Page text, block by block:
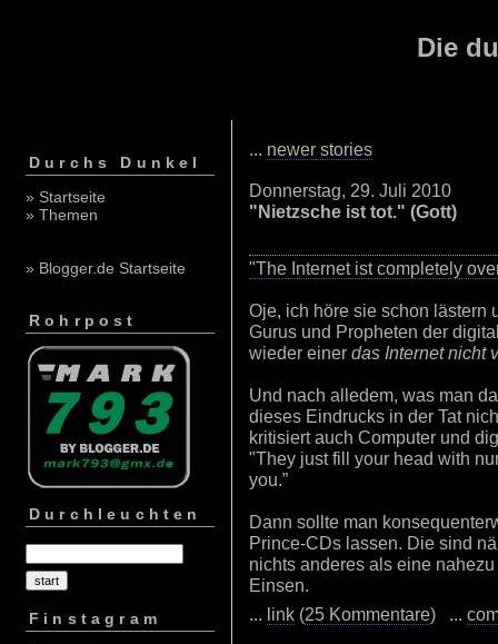
Die
Durchs Dunkel
» Startseite
» Themen
» Blogger.de Startseite
Rohrpost
Durchleuchten
Finstagram
... newer stories
Donnerstag, 29. Juli 2010
"Nietzsche ist tot." (Gott)
"The Internet ist completely
Oje, ich höre sie schon lästern
Gurus und Propheten der
wieder einer das Internet nicht
Und nach alledem, was man
dieses Eindrucks in der Tat
kritisiert auch Computer und
"They just fill your head with
you.”
Dann sollte man
Prince-CDs lassen. Die sind
nichts anderes als eine
Einsen.
... link (25 Kommentare) ...